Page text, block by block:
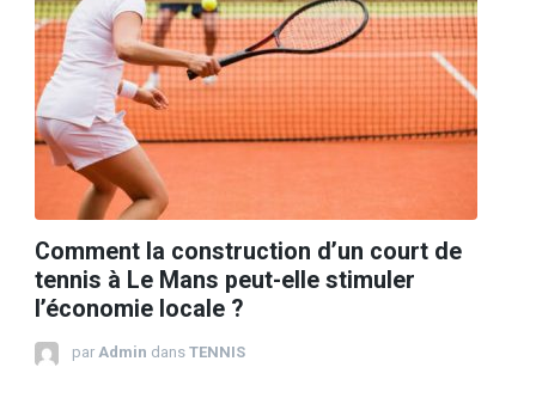
Comment la construction d’un court de
tennis à Le Mans peut-elle stimuler
l’économie locale ?
par Admin dans TENNIS